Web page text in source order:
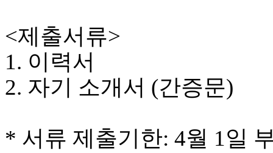
리
구
입
발
기
치
<제출서류>
1. 이력서
2. 자기 소개서 (간증문)
* 서류 제출기한: 4월 1일